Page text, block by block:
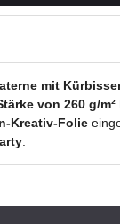
mit
von 260 g/m²
Kreativ-Folie